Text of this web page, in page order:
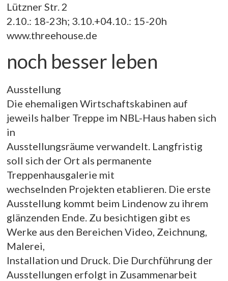
Lützner Str. 2
2.10.: 18-23h; 3.10.+04.10.: 15-20h
www.threehouse.de
noch besser leben
Ausstellung
Die ehemaligen Wirtschaftskabinen auf
jeweils halber Treppe im NBL-Haus haben sich
in
Ausstellungsräume verwandelt. Langfristig
soll sich der Ort als permanente
Treppenhausgalerie mit
wechselnden Projekten etablieren. Die erste
Ausstellung kommt beim Lindenow zu ihrem
glänzenden Ende. Zu besichtigen gibt es
Werke aus den Bereichen Video, Zeichnung,
Malerei,
Installation und Druck. Die Durchführung der
Ausstellungen erfolgt in Zusammenarbeit